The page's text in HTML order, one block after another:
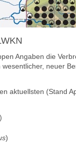
Angaben die
wesentlicher, neuer
aktuellsten (Stand
)
)